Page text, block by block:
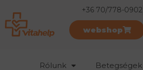
+36 70/778-0902
webshop
Rólunk Betegségek